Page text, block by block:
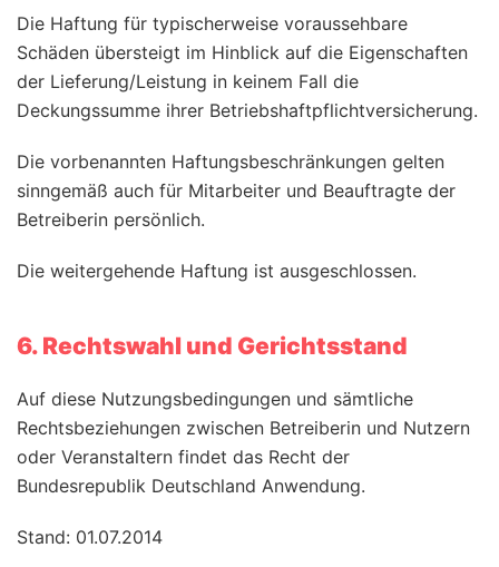
Die Haftung für typischerweise voraussehbare
Schäden übersteigt im Hinblick auf die Eigenschaften
der Lieferung/Leistung in keinem Fall die
Deckungssumme ihrer Betriebshaftpflichtversicherung.
Die vorbenannten Haftungsbeschränkungen gelten
sinngemäß auch für Mitarbeiter und Beauftragte der
Betreiberin persönlich.
Die weitergehende Haftung ist ausgeschlossen.
6. Rechtswahl und Gerichtsstand
Auf diese Nutzungsbedingungen und sämtliche
Rechtsbeziehungen zwischen Betreiberin und Nutzern
oder Veranstaltern findet das Recht der
Bundesrepublik Deutschland Anwendung.
Stand: 01.07.2014